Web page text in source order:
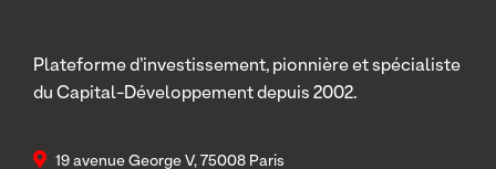
Plateforme d’investissement, pionnière et spécialiste
du Capital-Développement depuis 2002.
19 avenue George V, 75008 Paris